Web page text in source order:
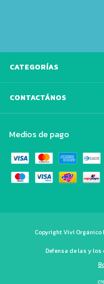
CATEGORÍAS
CONTACTÁNOS
Medios de pago
Copyright Viví Orgánico
Defensa de las y